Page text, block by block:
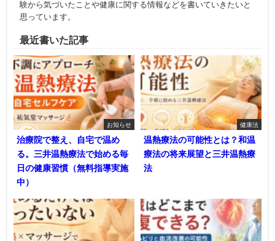
験から気づいたことや健康に関する情報などを書いていきたいと
思っています。
最近書いた記事
お知らせ
治療院で整え、自宅で温め
る。三井温熱療法で始める毎
日の健康習慣（無料指導実施
中）
健康法
温熱療法の可能性とは？和温
療法の将来展望と三井温熱療
法